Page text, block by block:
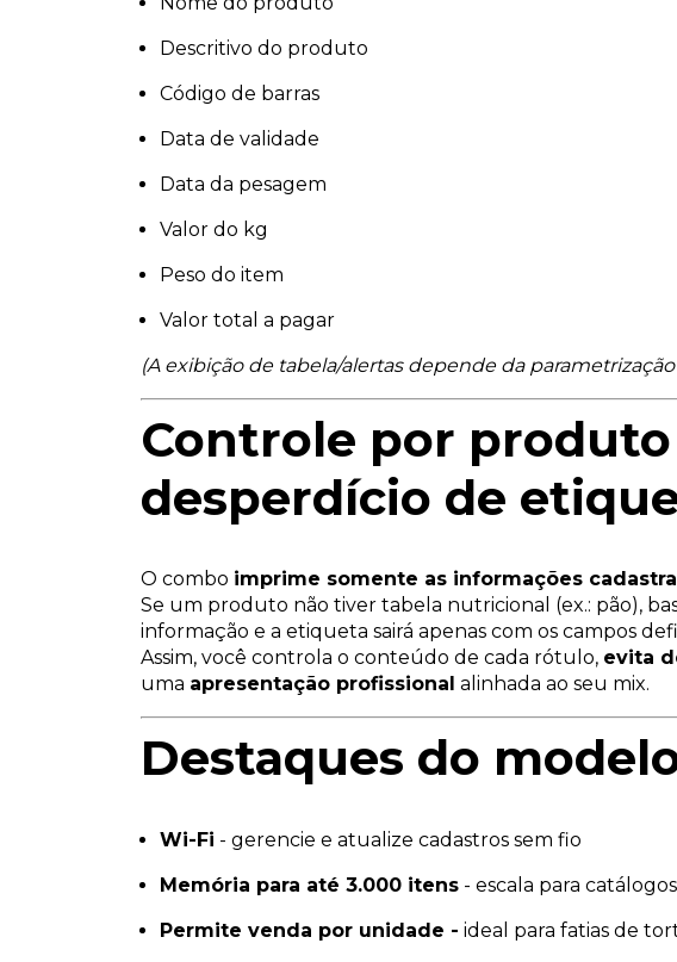
Descritivo do produto
Código de barras
Data de validade
Data da pesagem
Valor do kg
Peso do item
Valor total a pagar
(A exibição de tabela/alertas depende da
Controle por produto
desperdício de
O combo imprime somente as informações
Se um produto não tiver tabela nutricional (ex.: pão),
informação e a etiqueta sairá apenas com os campos
Assim, você controla o conteúdo de cada rótulo, evita
uma apresentação profissional alinhada ao seu mix.
Destaques do
Wi-Fi - gerencie e atualize cadastros sem fio
Memória para até 3.000 itens - escala para
Permite venda por unidade - ideal para fatias de